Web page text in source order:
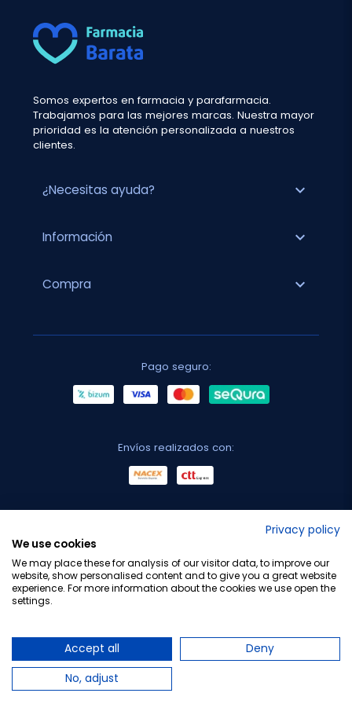
Somos expertos en farmacia y parafarmacia.
Trabajamos para las mejores marcas. Nuestra mayor
prioridad es la atención personalizada a nuestros
clientes.
¿Necesitas ayuda? expand_more
Información expand_more
Compra expand_more
Pago seguro:
Envíos realizados con:
Privacy policy
We use cookies
We may place these for analysis of our visitor data, to improve our
website, show personalised content and to give you a great website
experience. For more information about the cookies we use open the
settings.
Accept all
Deny
No, adjust